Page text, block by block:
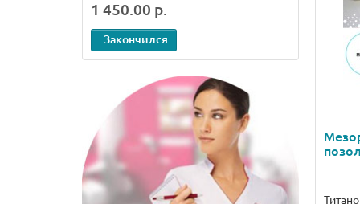
1 450.00 р.
Закончился
5
В